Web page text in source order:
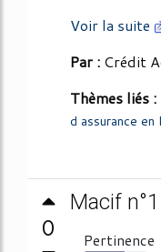
Voir la suite
Par : Crédit
Thèmes liés :
d assurance en
0
Macif
Pertinence